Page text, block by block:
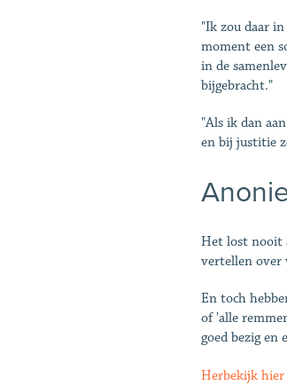
"Ik zou daar
moment een
in de
bijgebracht."
"Als ik dan
en bij justitie
Het lost nooit
vertellen over
En toch
of 'alle
goed bezig
Herbekijk hier